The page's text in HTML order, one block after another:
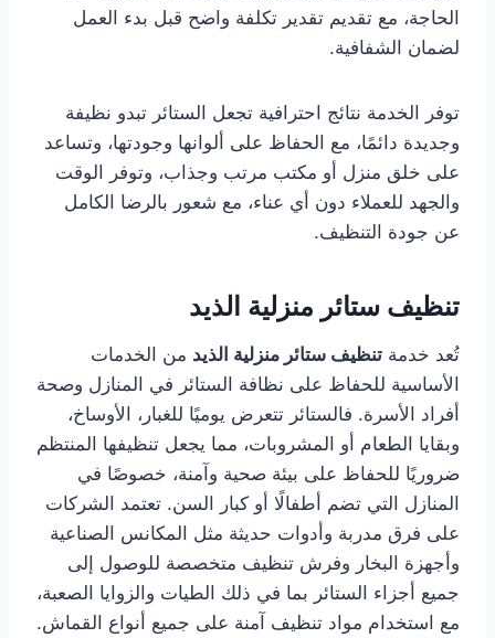
الحاجة، مع تقديم تقدير تكلفة واضح قبل بدء العمل
لضمان الشفافية.
توفر الخدمة نتائج احترافية تجعل الستائر تبدو نظيفة
وجديدة دائمًا، مع الحفاظ على ألوانها وجودتها، وتساعد
على خلق منزل أو مكتب مرتب وجذاب، وتوفر الوقت
والجهد للعملاء دون أي عناء، مع شعور بالرضا الكامل
عن جودة التنظيف.
تنظيف ستائر منزلية الذيد
تُعد خدمة تنظيف ستائر منزلية الذيد من الخدمات
الأساسية للحفاظ على نظافة الستائر في المنازل وصحة
أفراد الأسرة. فالستائر تتعرض يوميًا للغبار، الأوساخ،
وبقايا الطعام أو المشروبات، مما يجعل تنظيفها المنتظم
ضروريًا للحفاظ على بيئة صحية وآمنة، خصوصًا في
المنازل التي تضم أطفالًا أو كبار السن. تعتمد الشركات
على فرق مدربة وأدوات حديثة مثل المكانس الصناعية
وأجهزة البخار وفرش تنظيف متخصصة للوصول إلى
جميع أجزاء الستائر بما في ذلك الطيات والزوايا الصعبة،
مع استخدام مواد تنظيف آمنة على جميع أنواع القماش.